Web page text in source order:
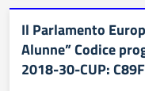
Il Parlamento
Alunne” Codice
2018-30-CUP: